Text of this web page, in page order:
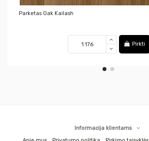
Parketas Oak Kailash
Pirkti
Informacija klientams